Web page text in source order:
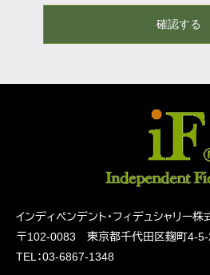
確認する
インディペンデント・フィデュシャリー株
〒102-0083 東京都千代田区麹町4-
TEL：03-6867-1348